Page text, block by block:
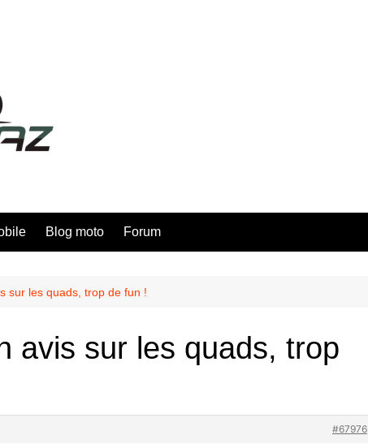
Blog moto Forum
sur les quads, trop de fun !
avis sur les quads, trop
#67976